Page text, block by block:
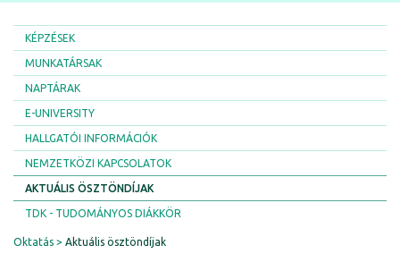
KÉPZÉSEK
MUNKATÁRSAK
NAPTÁRAK
E-UNIVERSITY
HALLGATÓI INFORMÁCIÓK
NEMZETKÖZI KAPCSOLATOK
AKTUÁLIS ÖSZTÖNDÍJAK
TDK - TUDOMÁNYOS DIÁKKÖR
Oktatás Aktuális ösztöndíjak